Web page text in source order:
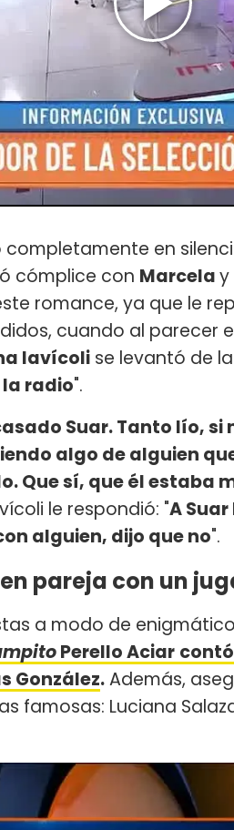
completamente en
cómplice con Marcelay
romance, ya que le
cuando al parecer
Iavícoli se levantó de
la radio".
Suar. Tanto lío,
algo de alguien
Que sí, que él estaba
le respondió: "A
alguien, dijo que no".
pareja con un
a modo de
Perello Aciar
González.Además,
famosas: Luciana